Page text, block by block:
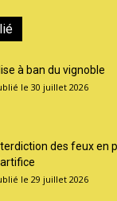
à ban du vignoble
30 juillet 2026
des feux en
29 juillet 2026